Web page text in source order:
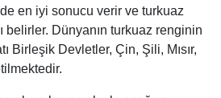
en iyi sonucu verir ve turkuaz
belirler. Dünyanın turkuaz renginin
Birleşik Devletler, Çin, Şili, Mısır,